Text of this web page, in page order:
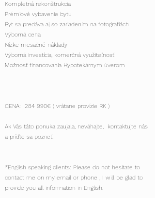
Kompletná rekonštrukcia
Prémiové vybavenie bytu
Byt sa predáva aj so zariadením na fotografiách
Výborná cena
Nízke mesačné náklady
Výborná investícia, komerčná využiteľnosť
Možnosť financovania Hypotekárnym úverom
CENA: 284 990€ ( vrátane provízie RK )
Ak Vás táto ponuka zaujala, neváhajte, kontaktujte nás
a príďte sa pozrieť.
*English speaking clients: Please do not hesitate to
contact me on my email or phone , I will be glad to
provide you all information in English.